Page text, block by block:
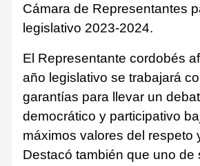
Cámara de Representantes
legislativo 2023-2024.
El Representante cordobés
año legislativo se trabajará
garantías para llevar un
democrático y participativo
máximos valores del respeto
Destacó también que uno de